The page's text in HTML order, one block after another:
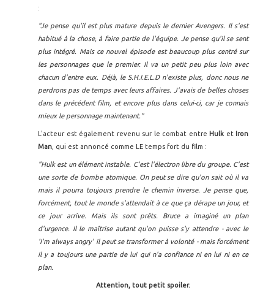
:
"Je pense qu'il est plus mature depuis le dernier Avengers. Il s'est
habitué à la chose, à faire partie de l'équipe. Je pense qu'il se sent
plus intégré. Mais ce nouvel épisode est beaucoup plus centré sur
les personnages que le premier. Il va un petit peu plus loin avec
chacun d'entre eux. Déjà, le S.H.I.E.L.D n'existe plus, donc nous ne
perdrons pas de temps avec leurs affaires. J'avais de belles choses
dans le précédent film, et encore plus dans celui-ci, car je connais
mieux le personnage maintenant."
L'acteur est également revenu sur le combat entre Hulk et Iron
Man , qui est annoncé comme LE temps fort du film :
"Hulk est un élément instable. C'est l'électron libre du groupe. C'est
une sorte de bombe atomique. On peut se dire qu'on sait où il va
mais il pourra toujours prendre le chemin inverse. Je pense que,
forcément, tout le monde s'attendait à ce que ça dérape un jour, et
ce jour arrive. Mais ils sont prêts. Bruce a imaginé un plan
d'urgence. Il le maîtrise autant qu'on puisse s'y attendre - avec le
'I'm always angry' il peut se transformer à volonté - mais forcément
il y a toujours une partie de lui qui n'a confiance ni en lui ni en ce
plan.
Attention, tout petit spoiler.